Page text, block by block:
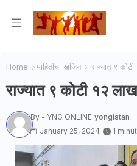
Home माहितीचा खजिना राज्यात ९
राज्यात ९ कोटी १२
By - YNG ONLINE yongistan
January 25, 2024
1